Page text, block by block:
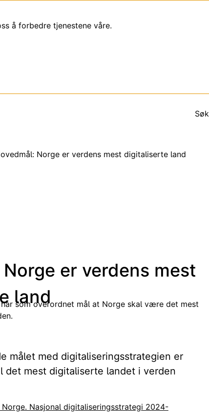
å forbedre tjenestene våre.
Søk
Norge er verdens mest digitaliserte land
er verdens mest
land
som overordnet mål at Norge skal være det mest
målet med digitaliseringsstrategien er
det mest digitaliserte landet i verden
Nasjonal digitaliseringsstrategi 2024-